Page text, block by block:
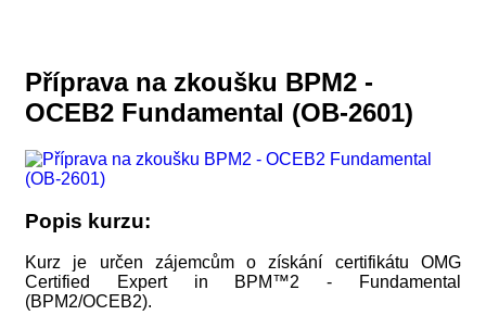
Příprava na zkoušku BPM2 -
OCEB2 Fundamental (OB-2601)
Popis kurzu:
Kurz je určen zájemcům o získání certifikátu OMG
Certified Expert in BPM™2 - Fundamental
(BPM2/OCEB2).